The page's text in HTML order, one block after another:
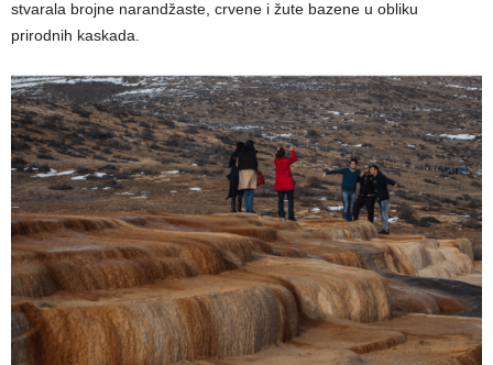
stvarala brojne narandžaste, crvene i žute bazene u obliku
prirodnih kaskada.